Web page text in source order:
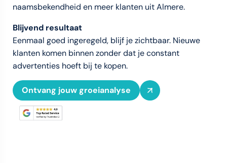
naamsbekendheid en meer klanten uit Almere.
Blijvend resultaat
Eenmaal goed ingeregeld, blijf je zichtbaar. Nieuwe
klanten komen binnen zonder dat je constant
advertenties hoeft bij te kopen.
Ontvang jouw groeianalyse